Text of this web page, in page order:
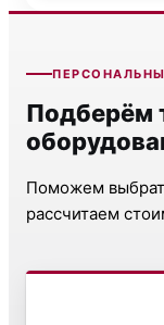
Подберём
Поможем
рассчитаем